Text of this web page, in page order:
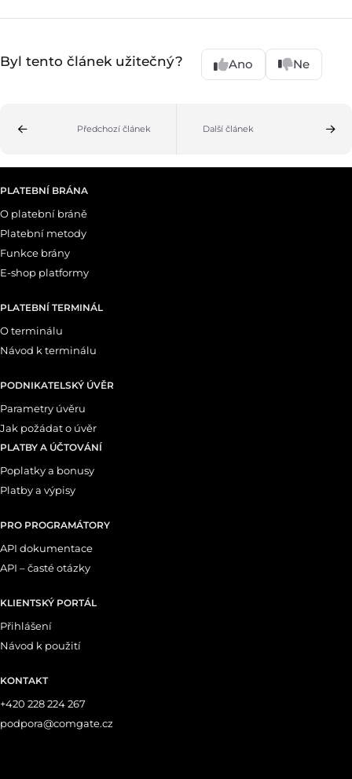
Byl tento článek užitečný? Ano Ne
Předchozí článek Další článek
PLATEBNÍ BRÁNA
O platební bráně
Platební metody
Funkce brány
E-shop platformy
PLATEBNÍ TERMINÁL
O terminálu
Návod k terminálu
PODNIKATELSKÝ ÚVĚR
Parametry úvěru
Jak požádat o úvěr
PLATBY A ÚČTOVÁNÍ
Poplatky a bonusy
Platby a výpisy
PRO PROGRAMÁTORY
API dokumentace
API – časté otázky
KLIENTSKÝ PORTÁL
Přihlášení
Návod k použití
KONTAKT
+420 228 224 267
podpora@comgate.cz